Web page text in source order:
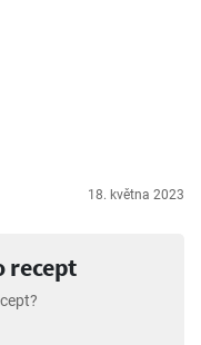
18. května 2023
recept